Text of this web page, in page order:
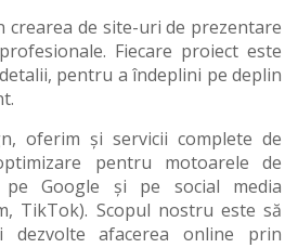
crearea de site-uri de prezentare
Fiecare proiect este
pentru a îndeplini pe deplin
oferim și servicii complete de
pentru motoarele de
pe Google și pe social media
TikTok). Scopul nostru este să
dezvolte afacerea online prin